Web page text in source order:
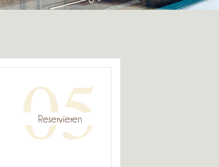
05
Reservieren